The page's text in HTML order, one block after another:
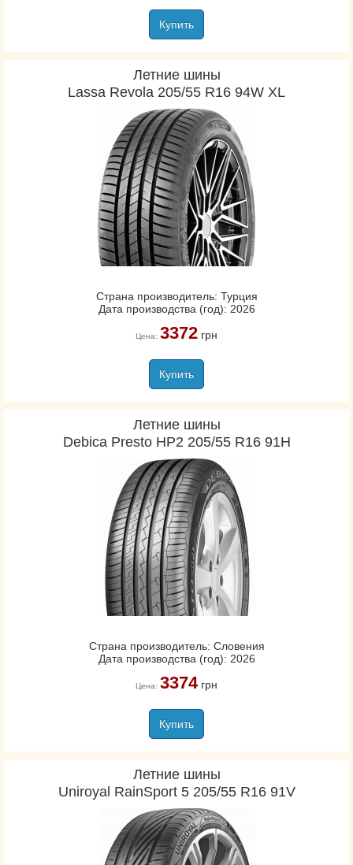
Купить
Летние шины
Lassa Revola 205/55 R16 94W XL
Страна производитель: Турция
Дата производства (год): 2026
Цена: 3372грн
Купить
Летние шины
Debica Presto HP2 205/55 R16 91H
Страна производитель: Словения
Дата производства (год): 2026
Цена: 3374грн
Купить
Летние шины
Uniroyal RainSport 5 205/55 R16 91V